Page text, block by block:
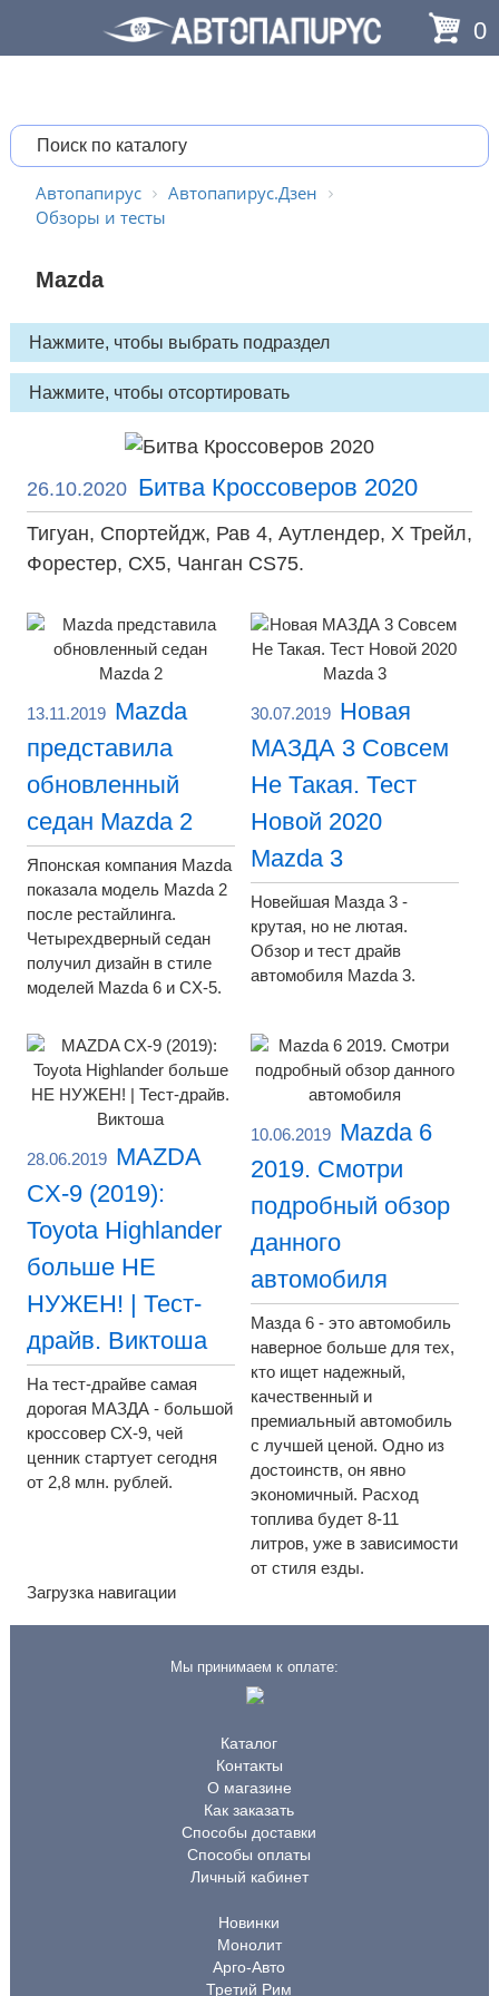
0
Автопапирус
Автопапирус.Дзен
Обзоры и тесты
Mazda
26.10.2020 Битва Кроссоверов 2020
Тигуан, Спортейдж, Рав 4, Аутлендер, Х Трейл,
Форестер, СХ5, Чанган CS75.
13.11.2019 Mazda
представила
обновленный
седан Mazda 2
Японская компания Mazda
показала модель Mazda 2
после рестайлинга.
Четырехдверный седан
получил дизайн в стиле
моделей Mazda 6 и CX-5.
30.07.2019 Новая
МАЗДА 3 Совсем
Не Такая. Тест
Новой 2020
Mazda 3
Новейшая Мазда 3 -
крутая, но не лютая.
Обзор и тест драйв
автомобиля Mazda 3.
28.06.2019 MAZDA
CX-9 (2019):
Toyota Highlander
больше НЕ
НУЖЕН! | Тест-
драйв. Виктоша
На тест-драйве самая
дорогая МАЗДА - большой
кроссовер СХ-9, чей
ценник стартует сегодня
от 2,8 млн. рублей.
10.06.2019 Mazda 6
2019. Смотри
подробный обзор
данного
автомобиля
Мазда 6 - это автомобиль
наверное больше для тех,
кто ищет надежный,
качественный и
премиальный автомобиль
с лучшей ценой. Одно из
достоинств, он явно
экономичный. Расход
топлива будет 8-11
литров, уже в зависимости
от стиля езды.
Загрузка навигации
Мы принимаем к оплате:
Каталог
Контакты
О магазине
Как заказать
Способы доставки
Способы оплаты
Личный кабинет
Новинки
Монолит
Арго-Авто
Третий Рим